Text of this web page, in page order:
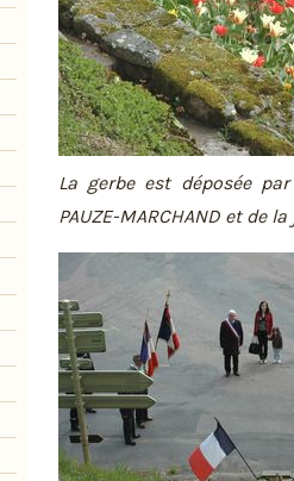
La gerbe est déposée
PAUZE-MARCHAND et de